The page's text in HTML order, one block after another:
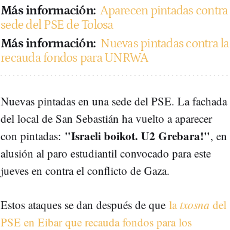
Más información: Aparecen pintadas
sede del PSE de Tolosa
Más información: Nuevas pintadas contra
recauda fondos para UNRWA
Nuevas pintadas en una sede del PSE. La fachada
del local de San Sebastián ha vuelto a aparecer
con pintadas: "Israeli boikot. U2 Grebara!", en
alusión al paro estudiantil convocado para este
jueves en contra el conflicto de Gaza.
Estos ataques se dan después de que latxosna del
PSE en Eibar que recauda fondos para los